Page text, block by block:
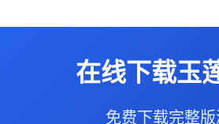
在线下载玉
免费下载完整